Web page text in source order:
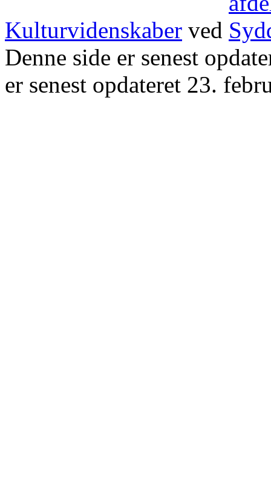
Kulturvidenskaber ved
Denne side er senest
er senest opdateret 23.